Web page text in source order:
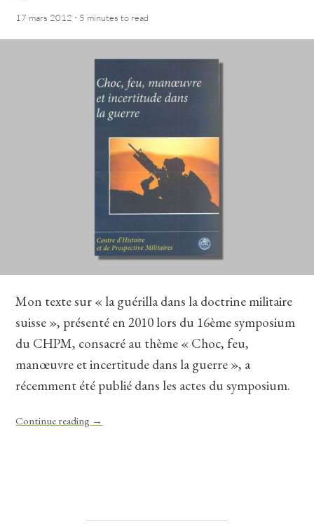
17 mars 2012 · 5 minutes to read
Mon texte sur « la guérilla dans la doctrine militaire
suisse », présenté en 2010 lors du 16ème symposium
du CHPM, consacré au thème « Choc, feu,
manœuvre et incertitude dans la guerre », a
récemment été publié dans les actes du symposium.
Continue reading →